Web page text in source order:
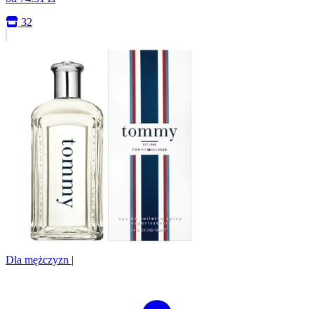
32
Dla mężczyzn |